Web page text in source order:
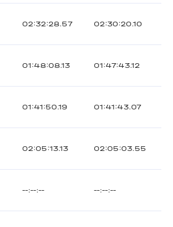
02:32:28.57 02:30:20.10
01:48:08.13 01:47:43.12
01:41:50.19 01:41:43.07
02:05:13.13 02:05:03.55
--:--:-- --:--:--